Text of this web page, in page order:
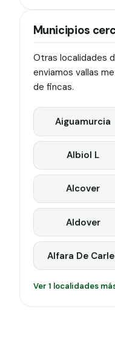
Municipios
Otras localidades
enviamos vallas
de fincas.
Aiguamurcia
Albiol L
Alcover
Aldover
Alfara De
Ver 1 localidades